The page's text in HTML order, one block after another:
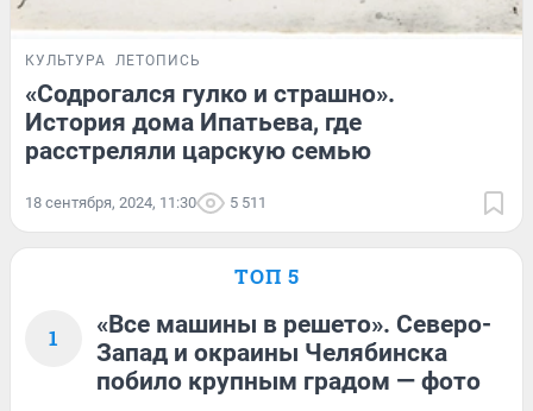
КУЛЬТУРА ЛЕТОПИСЬ
«Содрогался гулко и страшно».
История дома Ипатьева, где
расстреляли царскую семью
18 сентября, 2024, 11:30 5 511
ТОП 5
1
«Все машины в решето». Северо-
Запад и окраины Челябинска
побило крупным градом — фото